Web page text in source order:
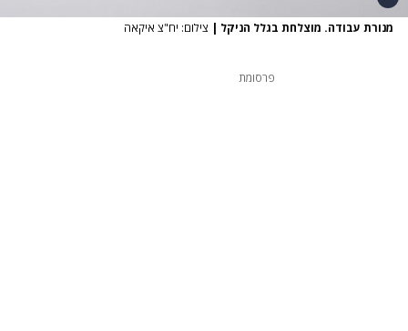
מנורת עבודה. מוצלחת בגלל הניקל | צילום: יח"צ איקאה
פרסומת